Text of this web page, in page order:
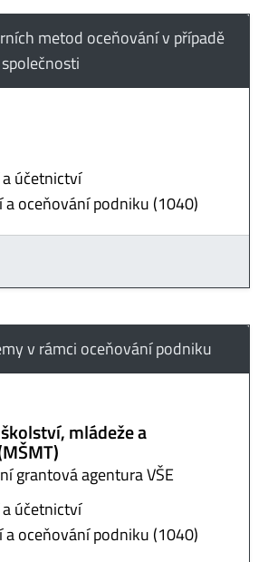
metod oceňování v případě
účetnictví
a oceňování podniku (1040)
v rámci oceňování podniku
mládeže a
grantová agentura VŠE
účetnictví
a oceňování podniku (1040)